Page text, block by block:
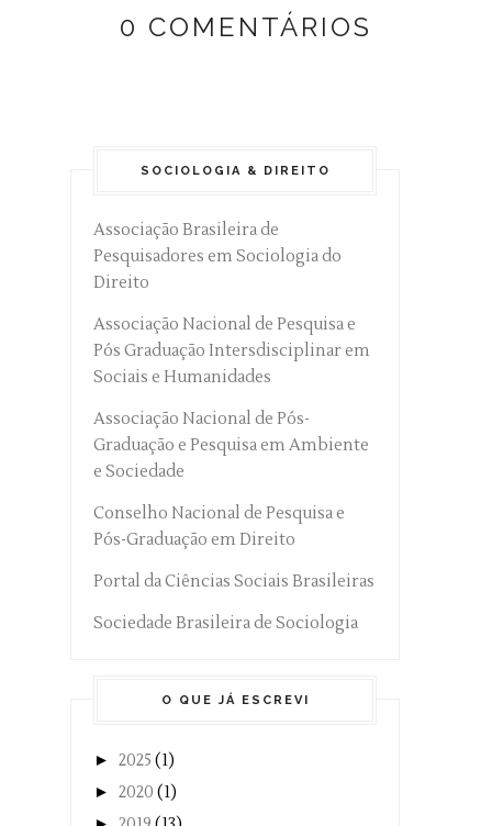
0 COMENTÁRIOS
SOCIOLOGIA & DIREITO
Associação Brasileira de
Pesquisadores em Sociologia do
Direito
Associação Nacional de Pesquisa e
Pós Graduação Intersdisciplinar em
Sociais e Humanidades
Associação Nacional de Pós-
Graduação e Pesquisa em Ambiente
e Sociedade
Conselho Nacional de Pesquisa e
Pós-Graduação em Direito
Portal da Ciências Sociais Brasileiras
Sociedade Brasileira de Sociologia
O QUE JÁ ESCREVI
► 2025 (1)
► 2020 (1)